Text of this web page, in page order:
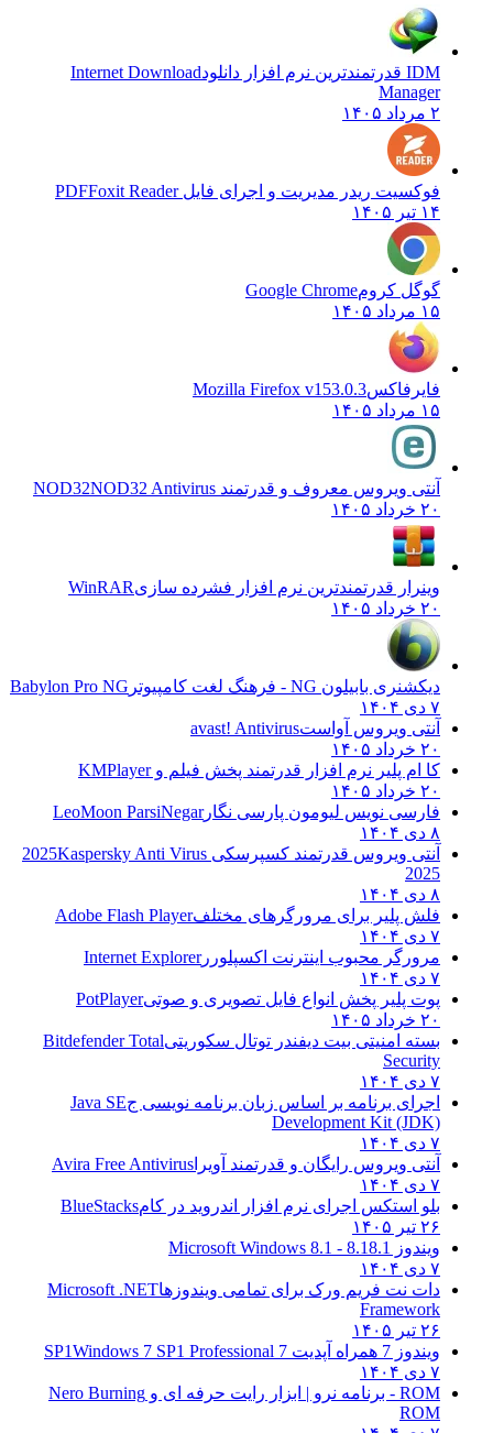
IDM قدرتمندترین نرم افزار دانلود
Internet Download
Manager
۲ مرداد ۱۴۰۵
فوکسیت ریدر مدیریت و اجرای فایل PDFFoxit Reader
۱۴ تیر ۱۴۰۵
گوگل کرومGoogle Chrome
۱۵ مرداد ۱۴۰۵
فایرفاکسMozilla Firefox v153.0.3
۱۵ مرداد ۱۴۰۵
آنتی ویروس معروف و قدرتمند NOD32 NOD32 Antivirus
۲۰ خرداد ۱۴۰۵
وینرار قدرتمندترین نرم افزار فشرده سازیWinRAR
۲۰ خرداد ۱۴۰۵
دیکشنری بابیلون NG - فرهنگ لغت کامپیوتر
Babylon Pro NG
۷ دی ۱۴۰۴
آنتی ویروس آواستavast! Antivirus
۲۰ خرداد ۱۴۰۵
کا ام پلیر نرم افزار قدرتمند پخش فیلم وKMPlayer
۲۰ خرداد ۱۴۰۵
فارسی نویس لیومون پارسی نگارLeoMoon ParsiNegar
۸ دی ۱۴۰۴
آنتی ویروس قدرتمند کسپرسکی 2025 Kaspersky Anti Virus
2025
۸ دی ۱۴۰۴
فلش پلیر برای مرورگرهای مختلفAdobe Flash Player
۷ دی ۱۴۰۴
مرورگر محبوب اینترنت اکسپلوررInternet Explorer
۷ دی ۱۴۰۴
پوت پلیر پخش انواع فایل تصویری و صوتیPotPlayer
۲۰ خرداد ۱۴۰۵
بسته امنیتی بیت دیفندر توتال سکوریتیBitdefender Total
Security
۷ دی ۱۴۰۴
اجرای برنامه بر اساس زبان برنامه نویسی جJava SE
Development Kit (JDK)
۷ دی ۱۴۰۴
آنتی ویروس رایگان و قدرتمند آویرا Avira Free Antivirus
۷ دی ۱۴۰۴
بلو استکس اجرای نرم افزار اندروید در کامBlueStacks
۲۶ تیر ۱۴۰۵
ویندوز 8.1
8.1 - Microsoft Windows 8.1
۷ دی ۱۴۰۴
دات نت فریم ورک برای تمامی ویندوزهاMicrosoft .NET
Framework
۲۶ تیر ۱۴۰۵
ویندوز 7 همراه آپدیت 7 SP1
Windows 7 SP1 Professional
۷ دی ۱۴۰۴
ROM - برنامه نرو | ابزار رایت حرفه ای و
Nero Burning
ROM